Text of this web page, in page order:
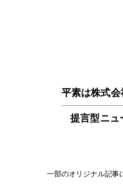
平素は株式
提言型ニュ
一部のオリジナル記事